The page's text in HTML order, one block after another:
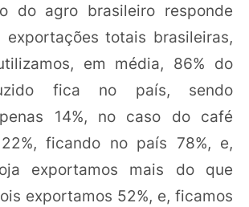
do agro brasileiro responde
exportações totais brasileiras,
em média, 86% do
fica no país, sendo
14%, no caso do café
ficando no país 78%, e,
exportamos mais do que
exportamos 52%, e, ficamos